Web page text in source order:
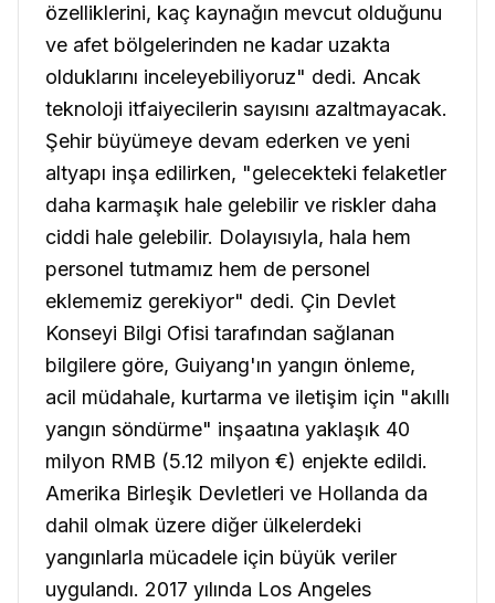
özelliklerini, kaç kaynağın mevcut olduğunu
ve afet bölgelerinden ne kadar uzakta
olduklarını inceleyebiliyoruz" dedi. Ancak
teknoloji itfaiyecilerin sayısını azaltmayacak.
Şehir büyümeye devam ederken ve yeni
altyapı inşa edilirken, "gelecekteki felaketler
daha karmaşık hale gelebilir ve riskler daha
ciddi hale gelebilir. Dolayısıyla, hala hem
personel tutmamız hem de personel
eklememiz gerekiyor" dedi. Çin Devlet
Konseyi Bilgi Ofisi tarafından sağlanan
bilgilere göre, Guiyang'ın yangın önleme,
acil müdahale, kurtarma ve iletişim için "akıllı
yangın söndürme" inşaatına yaklaşık 40
milyon RMB (5.12 milyon €) enjekte edildi.
Amerika Birleşik Devletleri ve Hollanda da
dahil olmak üzere diğer ülkelerdeki
yangınlarla mücadele için büyük veriler
uygulandı. 2017 yılında Los Angeles